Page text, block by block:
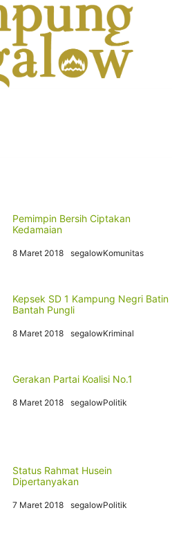
Pemimpin Bersih Ciptakan
Kedamaian
8 Maret 2018 segalowKomunitas
Kepsek SD 1 Kampung Negri Batin
Bantah Pungli
8 Maret 2018 segalowKriminal
Gerakan Partai Koalisi No.1
8 Maret 2018 segalowPolitik
Status Rahmat Husein
Dipertanyakan
7 Maret 2018 segalowPolitik